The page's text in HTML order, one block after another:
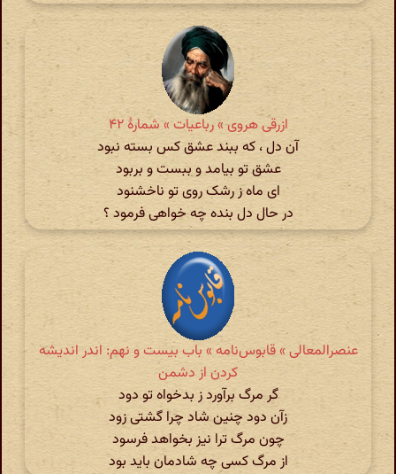
ازرقی هروی » رباعیات » شمارهٔ ۴۲
آن دل ، که ببند عشق کس بسته نبود
عشق تو بیامد و ببست و بربود
ای ماه ز رشک روی تو ناخشنود
در حال دل بنده چه خواهی فرمود ؟
عنصرالمعالی » قابوس‌نامه » باب بیست و نهم: اندر اندیشه
کردن از دشمن
گر مرگ برآورد ز بدخواه تو دود
زآن دود چنین شاد چرا گشتی زود
چون مرگ ترا نیز بخواهد فرسود
از مرگ کسی چه شادمان باید بود